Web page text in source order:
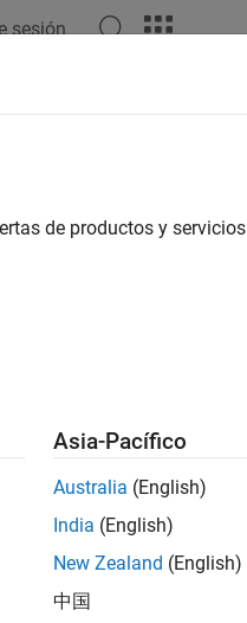
sesión
de productos y servicios
Asia-Pacífico
Australia (English)
India (English)
New Zealand (English)
中国